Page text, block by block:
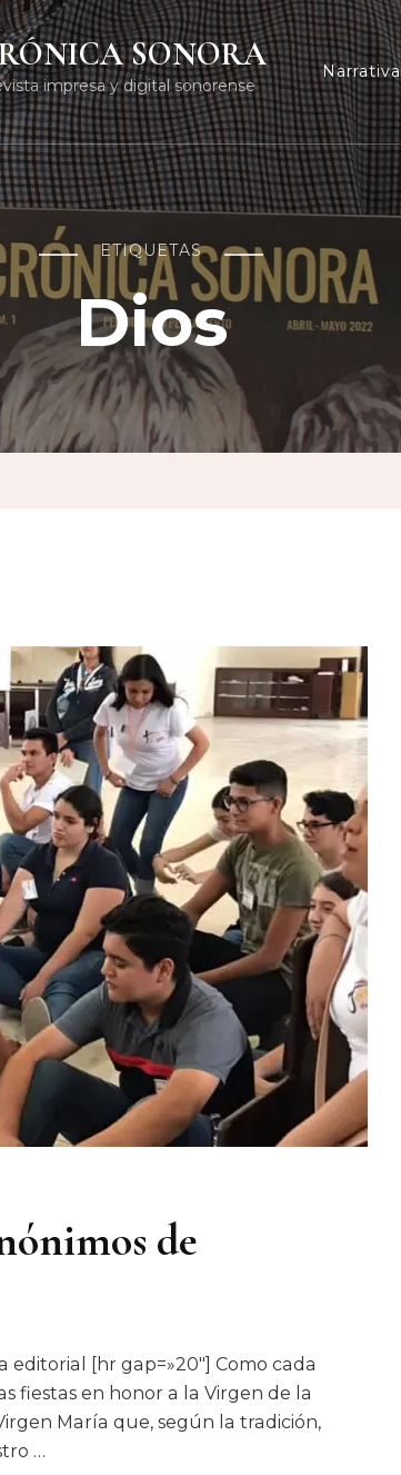
SONORA
impresa y digital sonorense
Narrativa
ETIQUETAS
Dios
de
editorial [hr gap=»20″] Como cada
fiestas en honor a la Virgen de la
María que, según la tradición,
…